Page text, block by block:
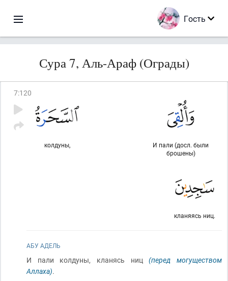
Гость
Сура 7, Аль-Араф (Ограды)
7:120
И пали (досл. были
брошены)
колдуны,
кланяясь ниц.
АБУ АДЕЛЬ
И пали колдуны, кланясь ниц(перед могуществом
Аллаха).